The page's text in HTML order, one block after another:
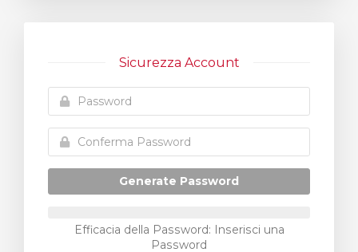
Sicurezza Account
Generate Password
Efficacia della Password: Inserisci una
Password